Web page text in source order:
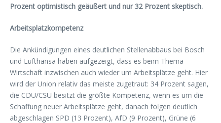
Prozent optimistisch geäußert und nur 32 Prozent skeptisch.
Arbeitsplatzkompetenz
Die Ankündigungen eines deutlichen Stellenabbaus bei Bosch
und Lufthansa haben aufgezeigt, dass es beim Thema
Wirtschaft inzwischen auch wieder um Arbeitsplätze geht. Hier
wird der Union relativ das meiste zugetraut: 34 Prozent sagen,
die CDU/CSU besitzt die größte Kompetenz, wenn es um die
Schaffung neuer Arbeitsplätze geht, danach folgen deutlich
abgeschlagen SPD (13 Prozent), AfD (9 Prozent), Grüne (6